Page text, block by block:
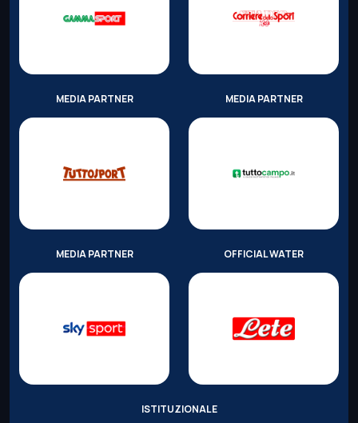
MEDIA PARTNER MEDIA PARTNER
MEDIA PARTNER OFFICIAL WATER
ISTITUZIONALE